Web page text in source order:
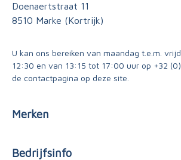
Doenaertstraat 11
8510 Marke (Kortrijk)
U kan ons bereiken van maandag t.e.m.
12:30 en van 13:15 tot 17:00 uur op +32
de contactpagina op deze site.
Merken
Bedrijfsinfo